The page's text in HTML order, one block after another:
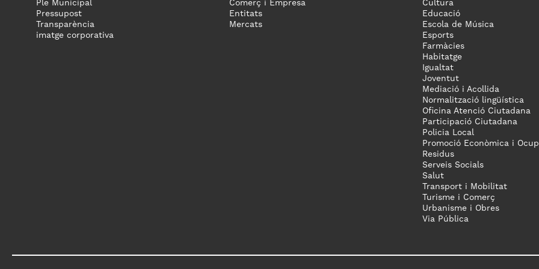
Ple Municipal
Pressupost
Transparència
imatge corporativa
Comerç i Empresa
Entitats
Mercats
Cultura
Educació
Escola de Música
Esports
Farmàcies
Habitatge
Igualtat
Joventut
Mediació i Acollida
Normalització lingüística
Oficina Atenció Ciutadana
Participació Ciutadana
Policia Local
Promoció Econòmica i
Residus
Serveis Socials
Salut
Transport i Mobilitat
Turisme i Comerç
Urbanisme i Obres
Via Pública